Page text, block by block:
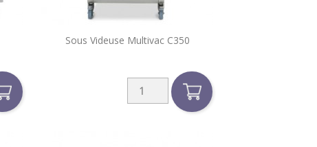
Sous Videuse Multivac C350
Aperçu rapide